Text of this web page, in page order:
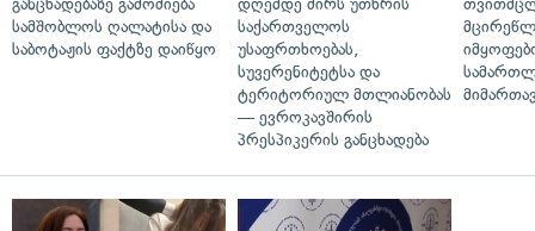
განცხადებაზე გამოძიება
სამშობლოს ღალატისა და
საბოტაჟის ფაქტზე დაიწყო
დღემდე ძირს უთხრის
საქართველოს
უსაფრთხოებას,
სუვერენიტეტსა და
ტერიტორიულ მთლიანობას
— ევროკავშირის
პრესპიკერის განცხადება